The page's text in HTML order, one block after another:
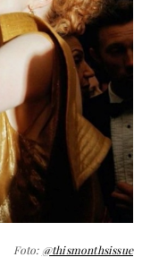
Foto: @thismonthsissue